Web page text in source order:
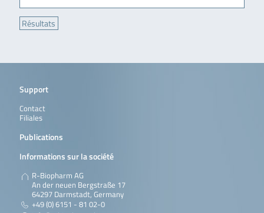
Support
Contact
Filiales
Publications
Informations sur la société
R-Biopharm AG
An der neuen Bergstraße 17
64297 Darmstadt, Germany
+49 (0) 6151 - 81 02-0